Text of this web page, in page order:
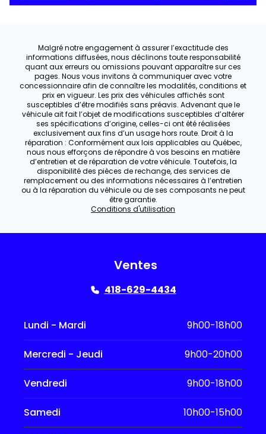
Malgré notre engagement à assurer l’exactitude des
informations diffusées, nous déclinons toute responsabilité
quant aux erreurs ou omissions pouvant apparaître sur ces
pages. Nous vous invitons à communiquer avec votre
concessionnaire afin de connaître les modalités, conditions et
prix en vigueur. Les prix des véhicules affichés sont
susceptibles d’être modifiés sans préavis. Advenant que le
véhicule ait fait l’objet de modifications susceptibles d’altérer
ses spécifications d’origine, celles-ci ont été réalisées
exclusivement aux fins d’un usage hors route. Droit à la
réparation : Conformément aux lois applicables au Québec,
nous nous efforçons de répondre à vos besoins en matière
d’entretien et de réparation de votre véhicule. Toutefois, la
disponibilité des pièces de rechange, des services de
remplacement ou des informations nécessaires à l’entretien
ou à la réparation du véhicule ou de ses composants ne peut
être garantie.
Conditions d'utilisation
Ventes
418-629-4434
Lundi - Mardi 9h00-18h00
Mercredi - Jeudi 9h00-20h00
Vendredi 9h00-18h00
Samedi 10h00-15h00